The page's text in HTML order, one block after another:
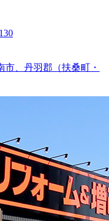
、丹羽郡（扶桑町・